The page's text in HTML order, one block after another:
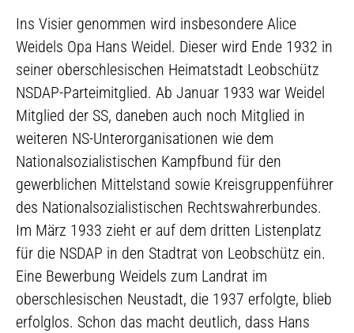
Ins Visier genommen wird insbesondere Alice
Weidels Opa Hans Weidel. Dieser wird Ende 1932 in
seiner oberschlesischen Heimatstadt Leobschütz
NSDAP-Parteimitglied. Ab Januar 1933 war Weidel
Mitglied der SS, daneben auch noch Mitglied in
weiteren NS-Unterorganisationen wie dem
Nationalsozialistischen Kampfbund für den
gewerblichen Mittelstand sowie Kreisgruppenführer
des Nationalsozialistischen Rechtswahrerbundes.
Im März 1933 zieht er auf dem dritten Listenplatz
für die NSDAP in den Stadtrat von Leobschütz ein.
Eine Bewerbung Weidels zum Landrat im
oberschlesischen Neustadt, die 1937 erfolgte, blieb
erfolglos. Schon das macht deutlich, dass Hans